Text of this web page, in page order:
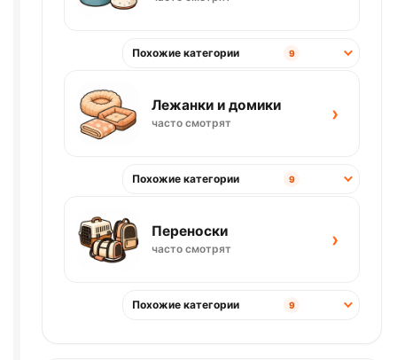
Похожие категории 9
Лежанки и домики
часто смотрят ›
Похожие категории 9
Переноски
часто смотрят ›
Похожие категории 9